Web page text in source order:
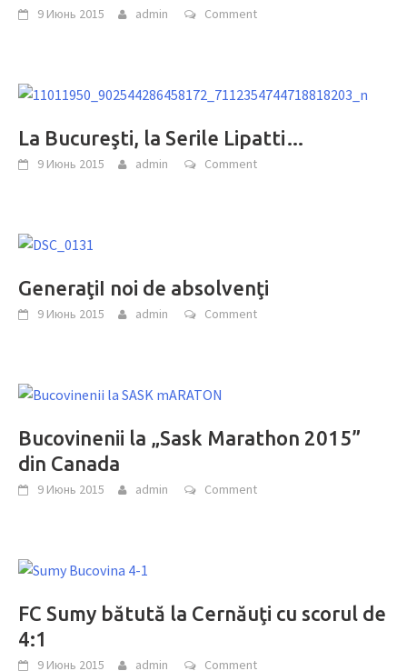
9 Июнь 2015 admin Comment
La Bucureşti, la Serile Lipatti…
9 Июнь 2015 admin Comment
GeneraţiI noi de absolvenţi
9 Июнь 2015 admin Comment
Bucovinenii la „Sask Marathon 2015”
din Canada
9 Июнь 2015 admin Comment
FC Sumy bătută la Cernăuţi cu scorul de
4:1
9 Июнь 2015 admin Comment